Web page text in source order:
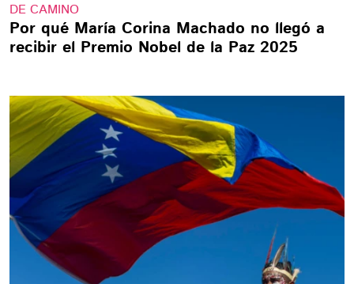
DE CAMINO
Por qué María Corina Machado no llegó a
recibir el Premio Nobel de la Paz 2025